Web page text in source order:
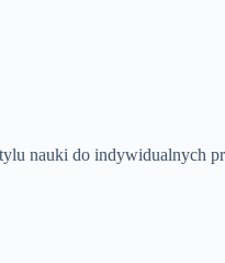
nauki do indywidualnych